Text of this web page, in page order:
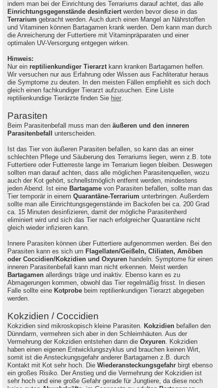
indem man bei der Einrichtung des Terrariums darauf achtet, das alle
Einrichtungsgegenstände desinfiziertwerden bevor diese in das
Terrarium gebracht werden. Auch durch einen Mangel an Nährstoffen
und Vitaminen können Bartagamen krank werden. Dem kann man durch
die Anreicherung der Futtertiere mit Vitaminpräparaten und einer
optimalen UV-Versorgung entgegen wirken.
Hinweis:
Nur ein reptilienkundiger Tierarztkann kranken Bartagamen helfen.
Wir versuchen nur aus Erfahrung oder Wissen aus Fachliteratur heraus
die Symptome zu deuten. In den meisten Fällen empfiehlt es sich doch
gleich einen fachkundiger Tierarzt aufzusuchen. Eine Liste
reptilienkundige Tierärzte finden Sie hier.
Parasiten
Beim Parasitenbefall muss man den äußeren und den inneren
Parasitenbefall
unterscheiden.
Ist das Tier von äußeren Parasiten befallen, so kann das an einer
schlechten Pflege und Säuberung des Terrariums liegen, wenn z.B. tote
Futtertiere oder Futterreste lange im Terrarium liegen bleiben. Deswegen
sollten man darauf achten, dass alle möglichen Parasitenquellen, wozu
auch der Kot gehört, schnellstmöglich entfernt werden, mindestens
jeden Abend. Ist eine Bartagame von Parasiten befallen, sollte man das
Tier temporär in einem Quarantäne-Terrarium unterbringen. Außerdem
sollte man alle Einrichtungsgegenstände im Backofen bei ca. 200 Grad
ca. 15 Minuten desinfizieren, damit der mögliche Parasitenherd
eliminiert wird und sich das Tier nach erfolgreicher Quarantäne nicht
gleich wieder infizieren kann.
Innere Parasiten können über Futtertiere aufgenommen werden. Bei den
Parasiten kann es sich um Flagellaten/Geißeln, Cliliaten, Amöben
oder Coccidien/Kokzidien und Oxyuren handeln. Symptome für einen
inneren Parasitenbefall kann man nicht erkennen. Meist werden
Bartagamen allerdings träge und inaktiv. Ebenso kann es zu
Abmagerungen kommen, obwohl das Tier regelmäßig frisst. In diesen
Falle sollte eine Kotprobe beim reptilienkundigen Tierarzt abgegeben
werden.
Kokzidien / Coccidien
Kokzidien sind mikroskopisch kleine Parasiten. Kokzidien befallen den
Dünndarm, vermehren sich aber in den Schleimhäuten. Aus der
Vermehrung der Kokzidien entstehen dann die Oxyuren. Kokzidien
haben einen eigenen Entwicklungszyklus und brauchen keinen Wirt,
somit ist die Ansteckungsgefahr anderer Bartagamen z.B. durch
Kontakt mit Kot sehr hoch. Die Wiederansteckungsgefahr birgt ebenso
ein großes Risiko. Der Anstieg und die Vermehrung der Kokzidien ist
sehr hoch und eine große Gefahr gerade für Jungtiere, da diese noch